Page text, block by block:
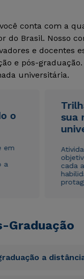
conta com a
do Brasil. Nosso
e docentes
e pós-
universitária.
o
em
a
sua
cada
Graduação
a